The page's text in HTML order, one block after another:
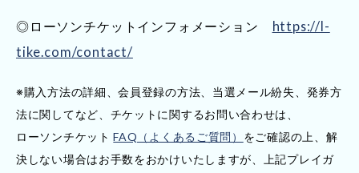
◎ローソンチケットインフォメーション https://l-
tike.com/contact/
※購入方法の詳細、会員登録の方法、当選メール紛失、発券方
法に関してなど、チケットに関するお問い合わせは、
ローソンチケットFAQ（よくあるご質問） をご確認の上、解
決しない場合はお手数をおかけいたしますが、上記プレイガ